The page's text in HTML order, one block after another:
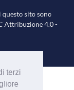
terzi
sito sono
Attribuzione 4.0-